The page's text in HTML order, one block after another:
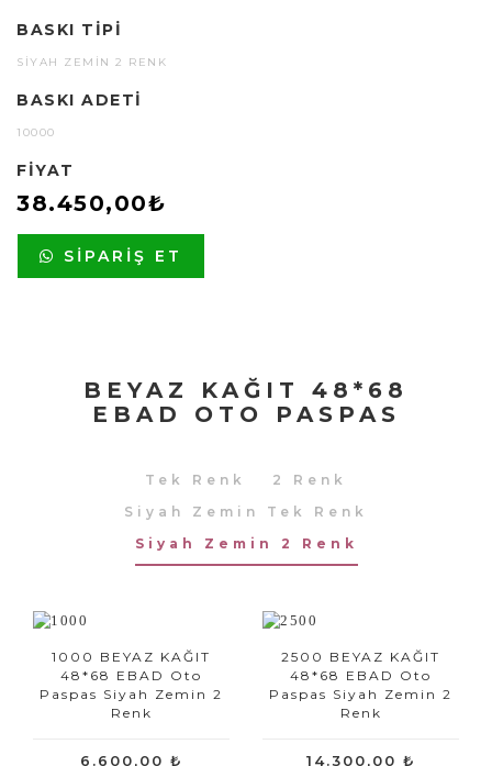
BASKI TIPI
SIYAH ZEMIN 2 RENK
BASKI ADETI
10000
FIYAT
38.450,00₺
SIPARIŞ ET
BEYAZ KAĞIT 48*68
EBAD OTO PASPAS
Tek Renk
2 Renk
Siyah Zemin Tek Renk
Siyah Zemin 2 Renk
1000 BEYAZ KAĞIT
48*68 EBAD Oto
Paspas Siyah Zemin 2
Renk
6.600,00 ₺
2500 BEYAZ KAĞIT
48*68 EBAD Oto
Paspas Siyah Zemin 2
Renk
14.300,00 ₺